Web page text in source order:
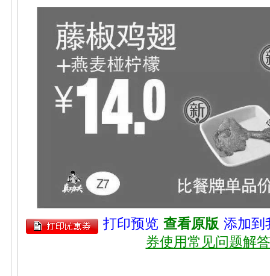
打印预览 查看原版 添加到
券使用常见问题解